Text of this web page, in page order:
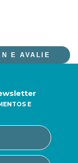
E AVALIE
E